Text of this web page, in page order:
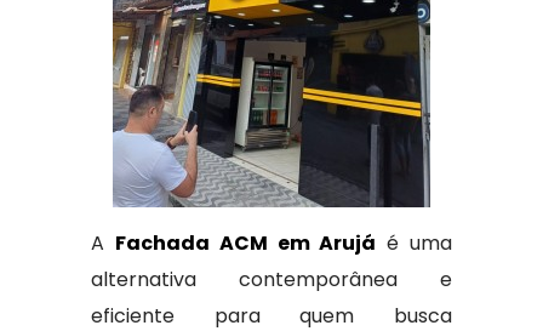
A Fachada ACM em Arujá é uma
alternativa contemporânea e
eficiente para quem busca